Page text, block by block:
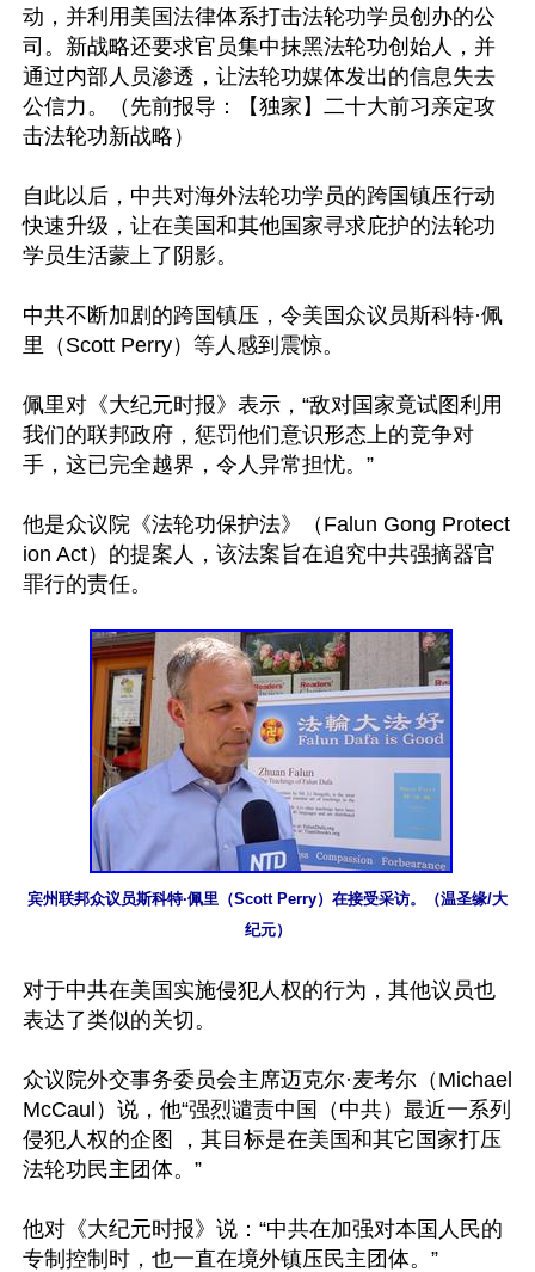
动，并利用美国法律体系打击法轮功学员创办的公
司。新战略还要求官员集中抹黑法轮功创始人，并
通过内部人员渗透，让法轮功媒体发出的信息失去
公信力。（先前报导：【独家】二十大前习亲定攻
击法轮功新战略）
自此以后，中共对海外法轮功学员的跨国镇压行动
快速升级，让在美国和其他国家寻求庇护的法轮功
学员生活蒙上了阴影。
中共不断加剧的跨国镇压，令美国众议员斯科特·佩
里（Scott Perry）等人感到震惊。
佩里对《大纪元时报》表示，“敌对国家竟试图利用
我们的联邦政府，惩罚他们意识形态上的竞争对
手，这已完全越界，令人异常担忧。”
他是众议院《法轮功保护法》（Falun Gong Protect
ion Act）的提案人，该法案旨在追究中共强摘器官
罪行的责任。
宾州联邦众议员斯科特·佩里（Scott Perry）在接受采访。（温圣缘/大
纪元）
对于中共在美国实施侵犯人权的行为，其他议员也
表达了类似的关切。
众议院外交事务委员会主席迈克尔·麦考尔（Michael
McCaul）说，他“强烈谴责中国（中共）最近一系列
侵犯人权的企图 ，其目标是在美国和其它国家打压
法轮功民主团体。”
他对《大纪元时报》说：“中共在加强对本国人民的
专制控制时，也一直在境外镇压民主团体。”